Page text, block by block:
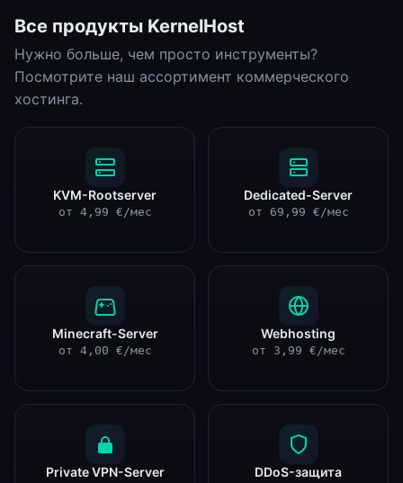
Все продукты KernelHost
Нужно больше, чем просто инструменты?
Посмотрите наш ассортимент коммерческого
хостинга.
KVM-Rootserver
от 4,99 €/мес
Dedicated-Server
от 69,99 €/мес
Minecraft-Server
от 4,00 €/мес
Webhosting
от 3,99 €/мес
Private VPN-Server DDoS-защита